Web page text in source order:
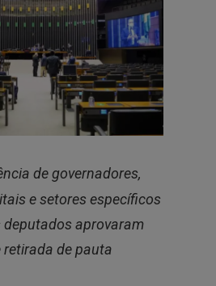
de governadores,
e setores específicos
deputados aprovaram
de pauta